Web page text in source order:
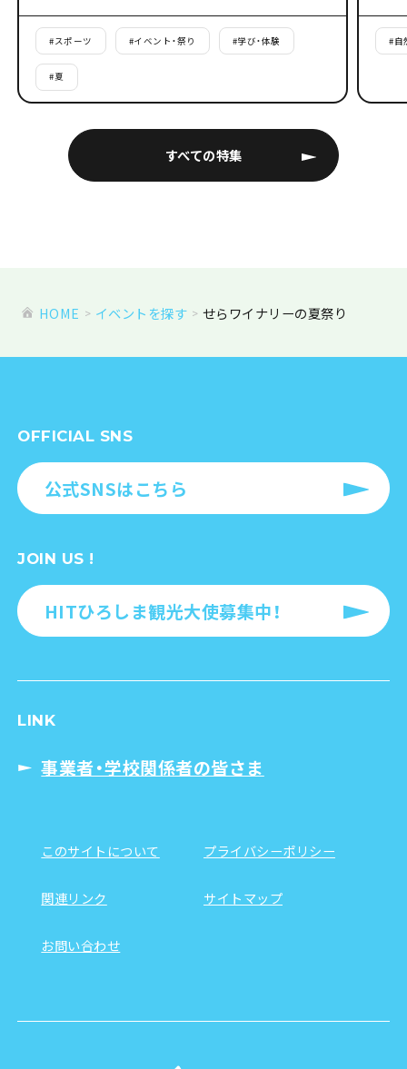
すべての特集
#スポーツ #イベント・祭り #学び・体験
#夏
#自
HOME イベントを探す せらワイナリーの夏祭り
OFFICIAL SNS
公式SNSはこちら
JOIN US !
HITひろしま観光大使募集中！
LINK
事業者・学校関係者の皆さま
このサイトについて プライバシーポリシー
関連リンク サイトマップ
お問い合わせ